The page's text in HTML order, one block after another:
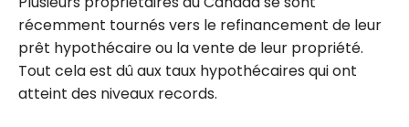
récemment tournés vers le refinancement de leur
prêt hypothécaire ou la vente de leur propriété.
Tout cela est dû aux taux hypothécaires qui ont
atteint des niveaux records.